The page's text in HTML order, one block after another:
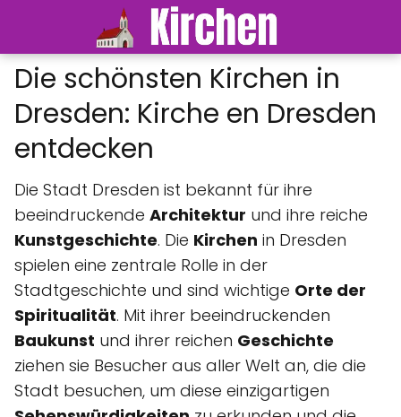
Die schönsten Kirchen in
Dresden: Kirche en Dresden
entdecken
Die Stadt Dresden ist bekannt für ihre
beeindruckende Architektur und ihre reiche
Kunstgeschichte. Die Kirchen in Dresden
spielen eine zentrale Rolle in der
Stadtgeschichte und sind wichtige Orte der
Spiritualität. Mit ihrer beeindruckenden
Baukunst und ihrer reichen Geschichte
ziehen sie Besucher aus aller Welt an, die die
Stadt besuchen, um diese einzigartigen